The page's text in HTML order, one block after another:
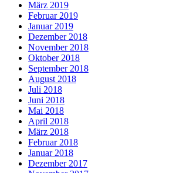
März 2019
Februar 2019
Januar 2019
Dezember 2018
November 2018
Oktober 2018
September 2018
August 2018
Juli 2018
Juni 2018
Mai 2018
April 2018
März 2018
Februar 2018
Januar 2018
Dezember 2017